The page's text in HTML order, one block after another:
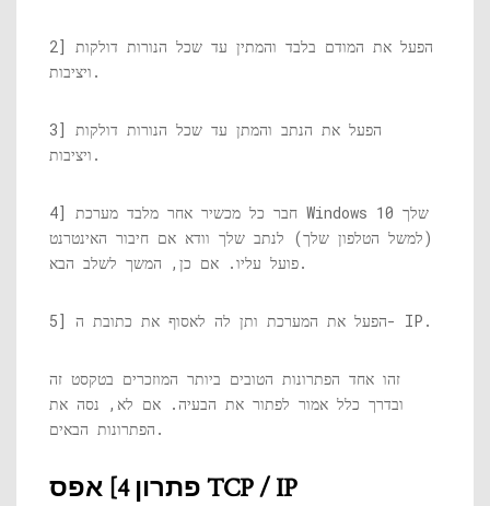
2] הפעל את המודם בלבד והמתין עד שכל הנורות דולקות
ויציבות.
3] הפעל את הנתב והמתן עד שכל הנורות דולקות
ויציבות.
4] חבר כל מכשיר אחר מלבד מערכת Windows 10 שלך
(למשל הטלפון שלך) לנתב שלך וודא אם חיבור האינטרנט
פועל עליו. אם כן, המשך לשלב הבא.
5] הפעל את המערכת ותן לה לאסוף את כתובת ה- IP.
זהו אחד הפתרונות הטובים ביותר המוזכרים בטקסט זה
ובדרך כלל אמור לפתור את הבעיה. אם לא, נסה את
הפתרונות הבאים.
פתרון 4] אפס TCP / IP